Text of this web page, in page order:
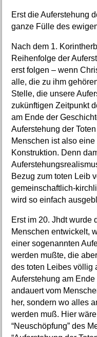
Erst die Auferstehung
ganze Fülle des
Nach dem 1.
Reihenfolge der
erst folgen – wenn
alle, die zu ihm
Stelle, die unsere
zukünftigen Zeitpunkt
am Ende der
Auferstehung der
Menschen ist also
Konstruktion. Denn
Bezug zum toten Leib
gemeinschaftlich-
wird so einfach
Erst im 20. Jhdt wurde
Menschen entwickelt,
einer sogenannten
werden mußte, die
des toten Leibes völlig
Auferstehung am
andauert vom
her, sondern wo alles
werden muß. Hier
“Neuschöpfung” des